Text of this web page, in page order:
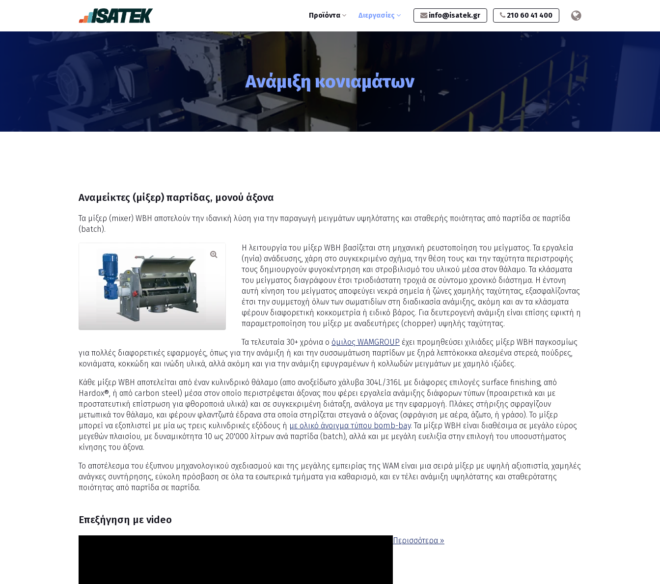
Προϊόντα Διεργασίες info@isatek.gr 210 60 41 400
Ανάμιξη κονιαμάτων
Αναμείκτες (μίξερ) παρτίδας, μονού άξονα
Τα μίξερ (mixer) WBH αποτελούν την ιδανική λύση για την παραγωγή μειγμάτων υψηλότατης και σταθερής ποιότητας από παρτίδα σε παρτίδα
(batch).
Η λειτουργία του μίξερ WBH βασίζεται στη μηχανική ρευστοποίηση του μείγματος. Τα εργαλεία
(ηνία) ανάδευσης, χάρη στο συγκεκριμένο σχήμα, την θέση τους και την ταχύτητα περιστροφής
τους δημιουργούν φυγοκέντρηση και στροβιλισμό του υλικού μέσα στον θάλαμο. Τα κλάσματα
του μείγματος διαγράφουν έτσι τρισδιάστατη τροχιά σε σύντομο χρονικό διάστημα. Η έντονη
αυτή κίνηση του μείγματος αποφεύγει νεκρά σημεία ή ζώνες χαμηλής ταχύτητας, εξασφαλίζοντας
έτσι την συμμετοχή όλων των σωματιδίων στη διαδικασία ανάμιξης, ακόμη και αν τα κλάσματα
φέρουν διαφορετική κοκκομετρία ή ειδικό βάρος. Για δευτερογενή ανάμιξη είναι επίσης εφικτή η
παραμετροποίηση του μίξερ με αναδευτήρες (chopper) υψηλής ταχύτητας.
Τα τελευταία 30+ χρόνια ο όμιλος WAMGROUP έχει προμηθεύσει χιλιάδες μίξερ WBH παγκοσμίως
για πολλές διαφορετικές εφαρμογές, όπως για την ανάμιξη ή και την συσσωμάτωση παρτίδων με ξηρά λεπτόκοκκα αλεσμένα στερεά, πούδρες,
κονιάματα, κοκκώδη και ινώδη υλικά, αλλά ακόμη και για την ανάμιξη εφυγραμένων ή κολλωδών μειγμάτων με χαμηλό ιξώδες.
Κάθε μίξερ WBH αποτελείται από έναν κυλινδρικό θάλαμο (απο ανοξείδωτο χάλυβα 304L/316L με διάφορες επιλογές surface finishing, από
Hardox®, ή από carbon steel) μέσα στον οποίο περιστρέφεται άξονας που φέρει εργαλεία ανάμιξης διάφορων τύπων (προαιρετικά και με
προστατευτική επίστρωση για φθοροποιά υλικά) και σε συγκεκριμένη διάταξη, ανάλογα με την εφαρμογή. Πλάκες στήριξης σφραγίζουν
μετωπικά τον θάλαμο, και φέρουν φλαντζωτά έδρανα στα οποία στηρίζεται στεγανά ο άξονας (σφράγιση με αέρα, άζωτο, ή γράσο). Το μίξερ
μπορεί να εξοπλιστεί με μία ως τρεις κυλινδρικές εξόδους ή με ολικό άνοιγμα τύπου bomb-bay. Τα μίξερ WBH είναι διαθέσιμα σε μεγάλο εύρος
μεγεθών πλαισίου, με δυναμικότητα 10 ως 20'000 λίτρων ανά παρτίδα (batch), αλλά και με μεγάλη ευελιξία στην επιλογή του υποσυστήματος
κίνησης του άξονα.
Το αποτέλεσμα του έξυπνου μηχανολογικού σχεδιασμού και της μεγάλης εμπειρίας της WAM είναι μια σειρά μίξερ με υψηλή αξιοπιστία, χαμηλές
ανάγκες συντήρησης, εύκολη πρόσβαση σε όλα τα εσωτερικά τμήματα για καθαρισμό, και εν τέλει ανάμιξη υψηλότατης και σταθερότατης
ποιότητας από παρτίδα σε παρτίδα.
Επεξήγηση με video
Περισσότερα »